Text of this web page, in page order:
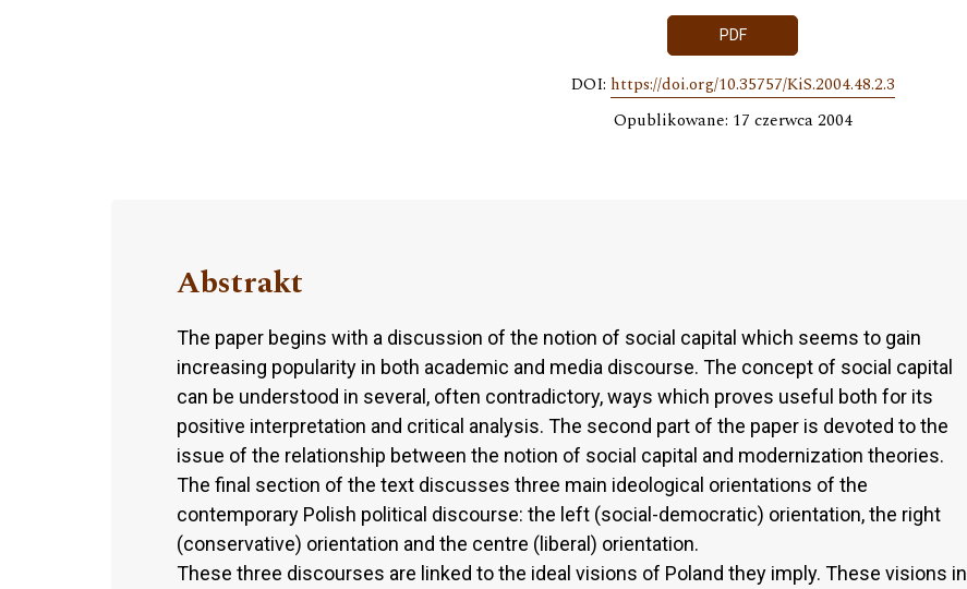
PDF
DOI: https://doi.org/10.35757/KiS.2004.48.2.3
Opublikowane: 17 czerwca 2004
Abstrakt
The paper begins with a discussion of the notion of social capital which seems to gain
increasing popularity in both academic and media discourse. The concept of social capital
can be understood in several, often contradictory, ways which proves useful both for its
positive interpretation and critical analysis. The second part of the paper is devoted to the
issue of the relationship between the notion of social capital and modernization theories.
The final section of the text discusses three main ideological orientations of the
contemporary Polish political discourse: the left (social-democratic) orientation, the right
(conservative) orientation and the centre (liberal) orientation.
These three discourses are linked to the ideal visions of Poland they imply. These visions in